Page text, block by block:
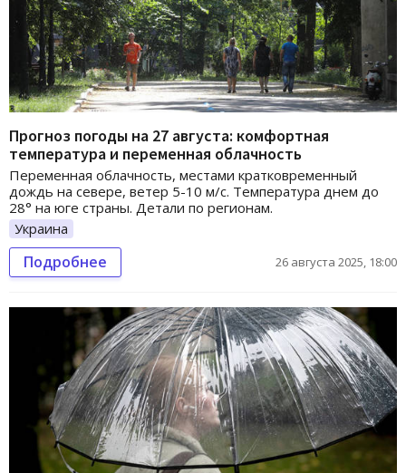
Прогноз погоды на 27 августа: комфортная
температура и переменная облачность
Переменная облачность, местами кратковременный
дождь на севере, ветер 5-10 м/с. Температура днем до
28° на юге страны. Детали по регионам.
Украина
Подробнее 26 августа 2025, 18:00